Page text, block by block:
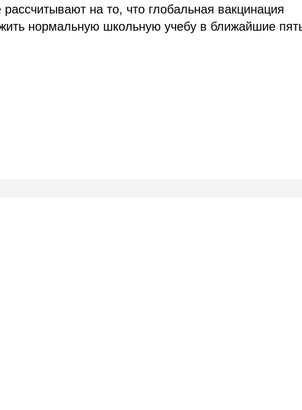
на то, что глобальная вакцинация
нормальную школьную учебу в ближайшие